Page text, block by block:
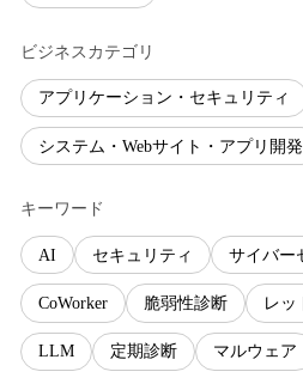
ビジネスカテゴリ
アプリケーション・セキュリティ
システム・Webサイト・アプリ開発
キーワード
AI セキュリティ サイバー
CoWorker 脆弱性診断 レッ
LLM 定期診断 マルウェア